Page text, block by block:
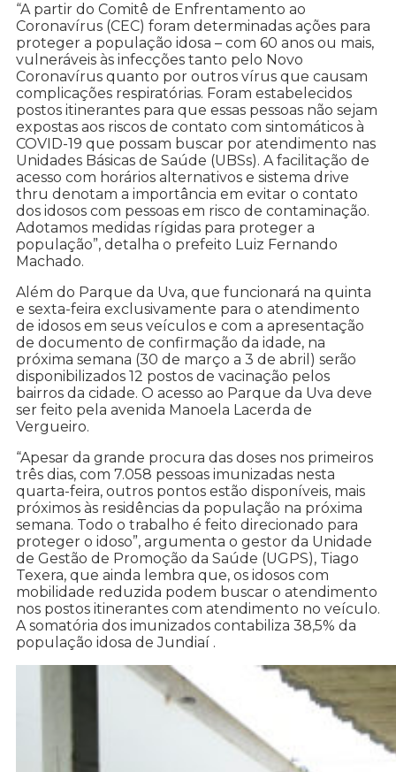
“A partir do Comitê de Enfrentamento ao
Coronavírus (CEC) foram determinadas ações para
proteger a população idosa – com 60 anos ou mais,
vulneráveis às infecções tanto pelo Novo
Coronavírus quanto por outros vírus que causam
complicações respiratórias. Foram estabelecidos
postos itinerantes para que essas pessoas não sejam
expostas aos riscos de contato com sintomáticos à
COVID-19 que possam buscar por atendimento nas
Unidades Básicas de Saúde (UBSs). A facilitação de
acesso com horários alternativos e sistema drive
thru denotam a importância em evitar o contato
dos idosos com pessoas em risco de contaminação.
Adotamos medidas rígidas para proteger a
população”, detalha o prefeito Luiz Fernando
Machado.
Além do Parque da Uva, que funcionará na quinta
e sexta-feira exclusivamente para o atendimento
de idosos em seus veículos e com a apresentação
de documento de confirmação da idade, na
próxima semana (30 de março a 3 de abril) serão
disponibilizados 12 postos de vacinação pelos
bairros da cidade. O acesso ao Parque da Uva deve
ser feito pela avenida Manoela Lacerda de
Vergueiro.
“Apesar da grande procura das doses nos primeiros
três dias, com 7.058 pessoas imunizadas nesta
quarta-feira, outros pontos estão disponíveis, mais
próximos às residências da população na próxima
semana. Todo o trabalho é feito direcionado para
proteger o idoso”, argumenta o gestor da Unidade
de Gestão de Promoção da Saúde (UGPS), Tiago
Texera, que ainda lembra que, os idosos com
mobilidade reduzida podem buscar o atendimento
nos postos itinerantes com atendimento no veículo.
A somatória dos imunizados contabiliza 38,5% da
população idosa de Jundiaí .